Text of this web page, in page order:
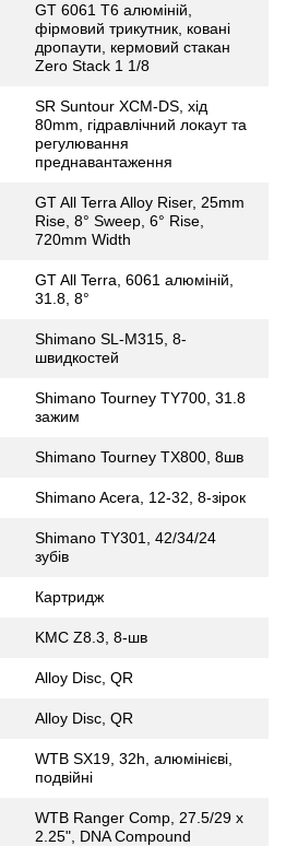
GT 6061 T6 алюміній,
фірмовий трикутник, ковані
дропаути, кермовий стакан
Zero Stack 1 1/8
SR Suntour XCM-DS, хід
80mm, гідравлічний локаут та
регулювання
преднавантаження
GT All Terra Alloy Riser, 25mm
Rise, 8° Sweep, 6° Rise,
720mm Width
GT All Terra, 6061 алюміній,
31.8, 8°
Shimano SL-M315, 8-
швидкостей
Shimano Tourney TY700, 31.8
зажим
Shimano Tourney TX800, 8шв
Shimano Acera, 12-32, 8-зірок
Shimano TY301, 42/34/24
зубів
Картридж
KMC Z8.3, 8-шв
Alloy Disc, QR
Alloy Disc, QR
WTB SX19, 32h, алюмінієві,
подвійні
WTB Ranger Comp, 27.5/29 x
2.25", DNA Compound